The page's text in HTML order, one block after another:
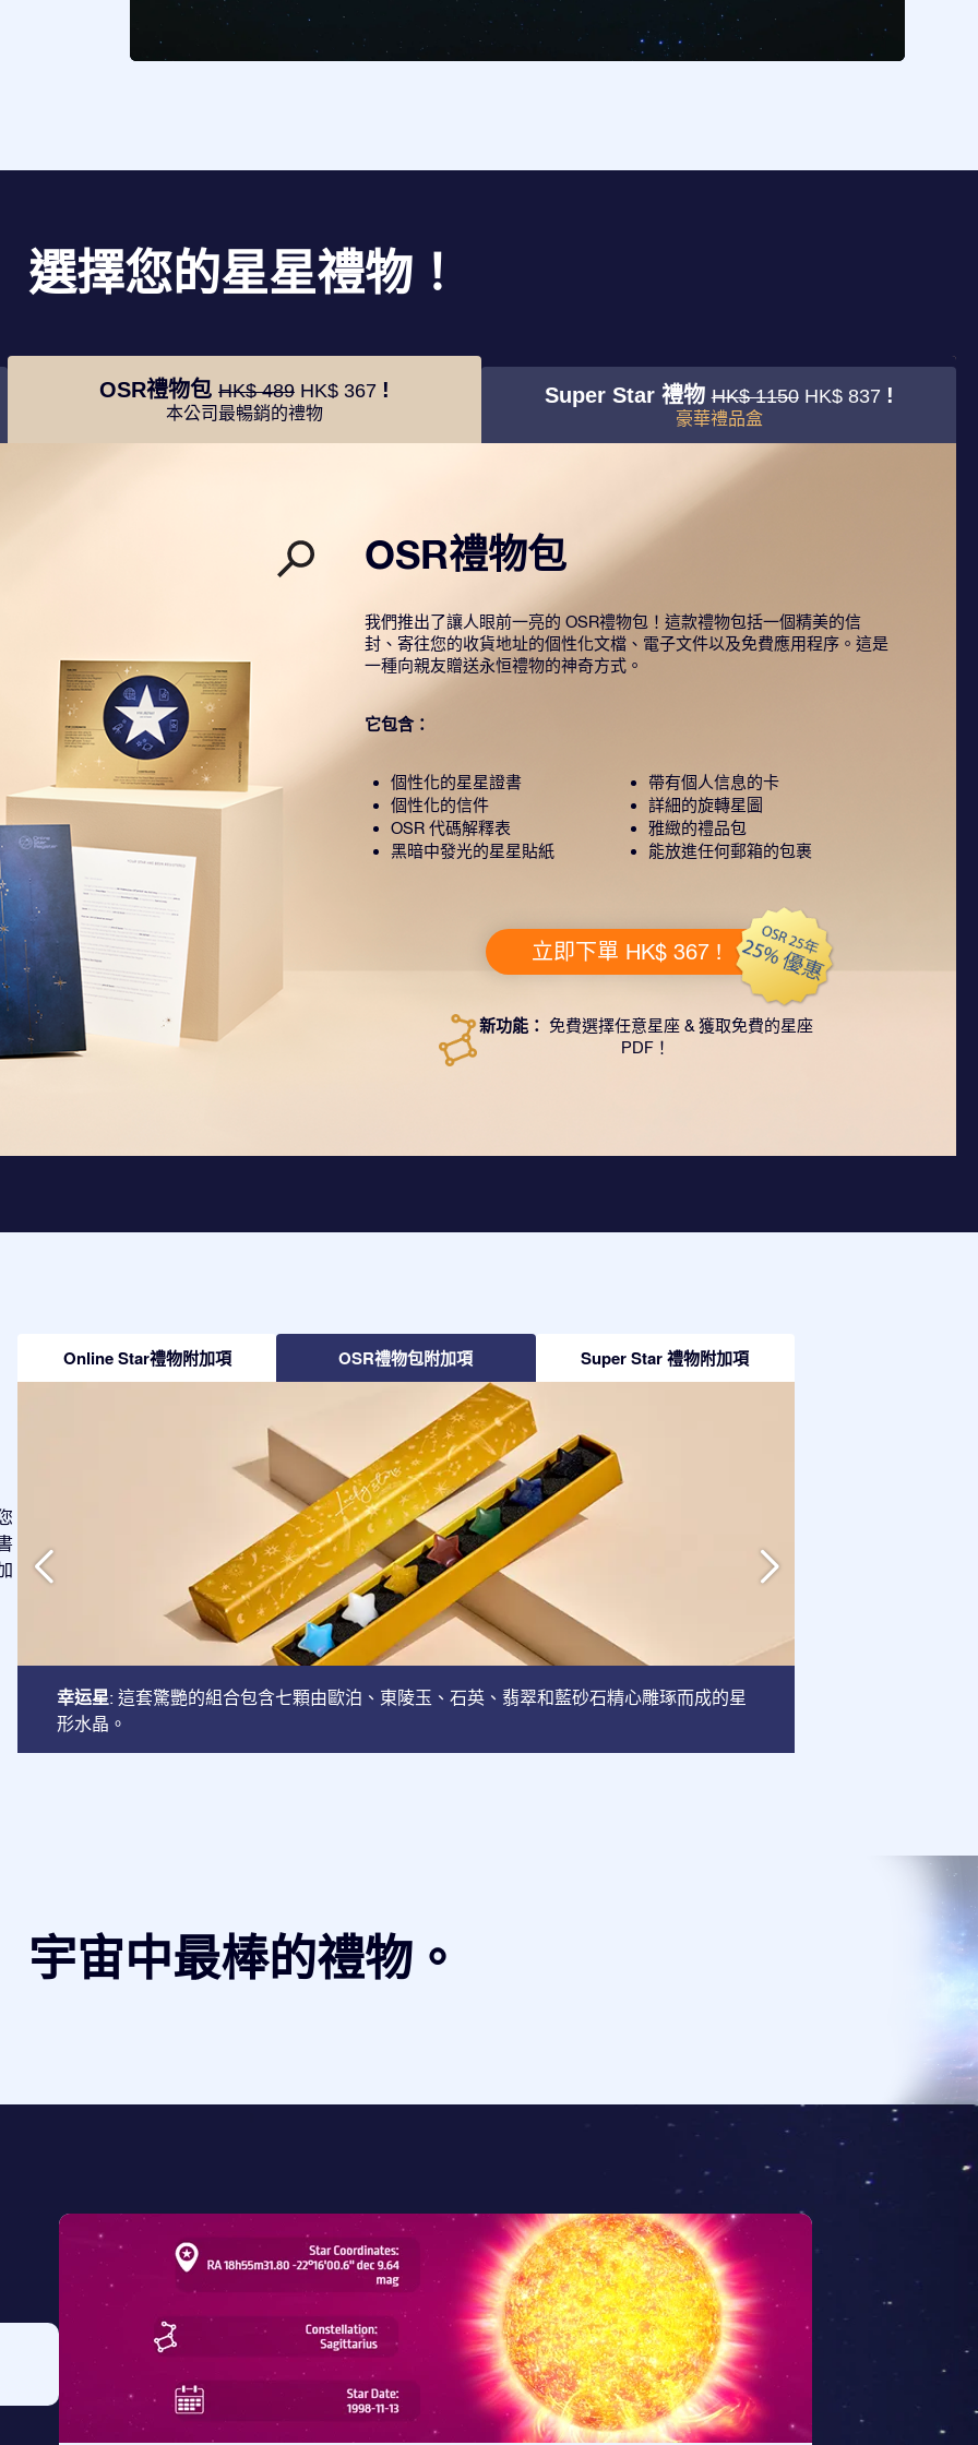
選擇您的星星禮物！
OSR禮物包 HK$ 489 HK$ 367 !
本公司最暢銷的禮物
Super Star 禮物HK$ 1150 HK$ 837 !
豪華禮品盒
OSR禮物包
我們推出了讓人眼前一亮的 OSR禮物包！這款禮物包括一個精美的信
封、寄往您的收貨地址的個性化文檔、電子文件以及免費應用程序。這是
一種向親友贈送永恒禮物的神奇方式。
它包含：
個性化的星星證書
個性化的信件
OSR 代碼解釋表
黑暗中發光的星星貼紙
帶有個人信息的卡
詳細的旋轉星圖
雅緻的禮品包
能放進任何郵箱的包裹
立即下單 HK$ 367 !
新功能： 免費選擇任意星座 & 獲取免費的星座
PDF！
Online Star禮物附加項 OSR禮物包附加項 Super Star 禮物附加項
幸运星: 這套驚艷的組合包含七顆由歐泊、東陵玉、石英、翡翠和藍砂石精心雕琢而成的星
形水晶。
宇宙中最棒的禮物。